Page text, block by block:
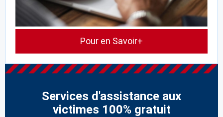
Pour en Savoir+
Services d'assistance aux
victimes 100% gratuit